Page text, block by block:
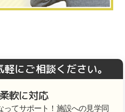
にご相談ください。
軟に対応
ってサポート！施設への見学同